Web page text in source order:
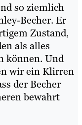
so ziemlich
Becher. Er
Zustand,
als alles
können. Und
wir ein Klirren
der Becher
bewahrt